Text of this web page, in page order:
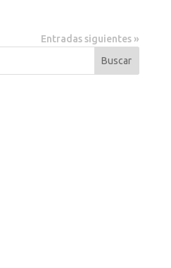
Entradas siguientes »